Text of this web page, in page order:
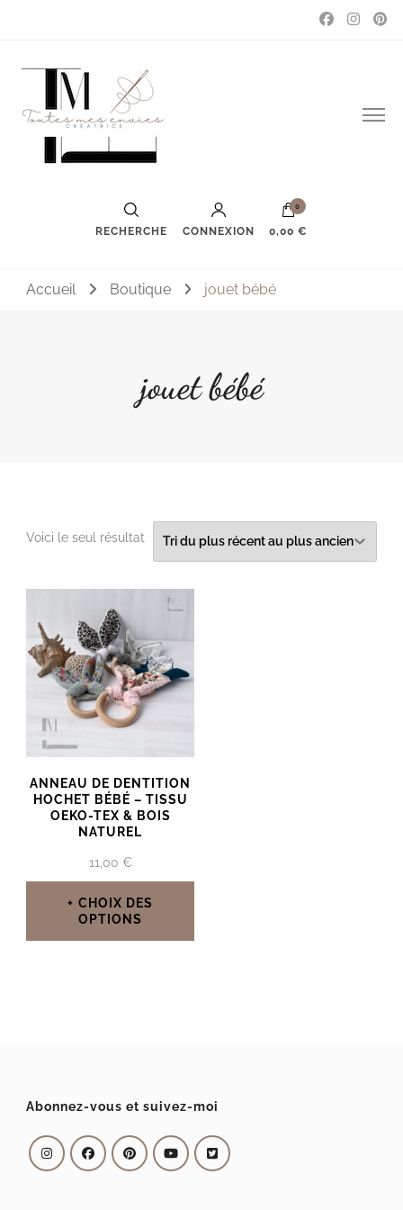
Toutes mes envies
Couture, accessoires, mode, bijoux …
RECHERCHE CONNEXION
0
0,00 €
Accueil Boutique jouet bébé
jouet bébé
Voici le seul résultat
ANNEAU DE DENTITION
HOCHET BÉBÉ – TISSU
OEKO-TEX & BOIS
NATUREL
11,00 €
CHOIX DES
OPTIONS
Les
options
peuvent
Abonnez-vous et suivez-moi